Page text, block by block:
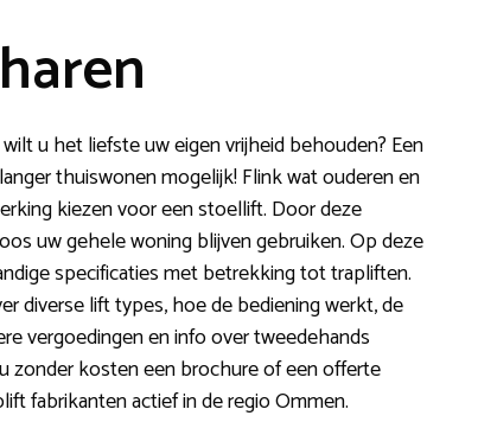
u het liefste uw eigen vrijheid behouden? Een
thuiswonen mogelijk! Flink wat ouderen en
kiezen voor een stoellift. Door deze
uw gehele woning blijven gebruiken. Op deze
specificaties met betrekking tot trapliften.
diverse lift types, hoe de bediening werkt, de
vergoedingen en info over tweedehands
zonder kosten een brochure of een offerte
fabrikanten actief in de regio Ommen.